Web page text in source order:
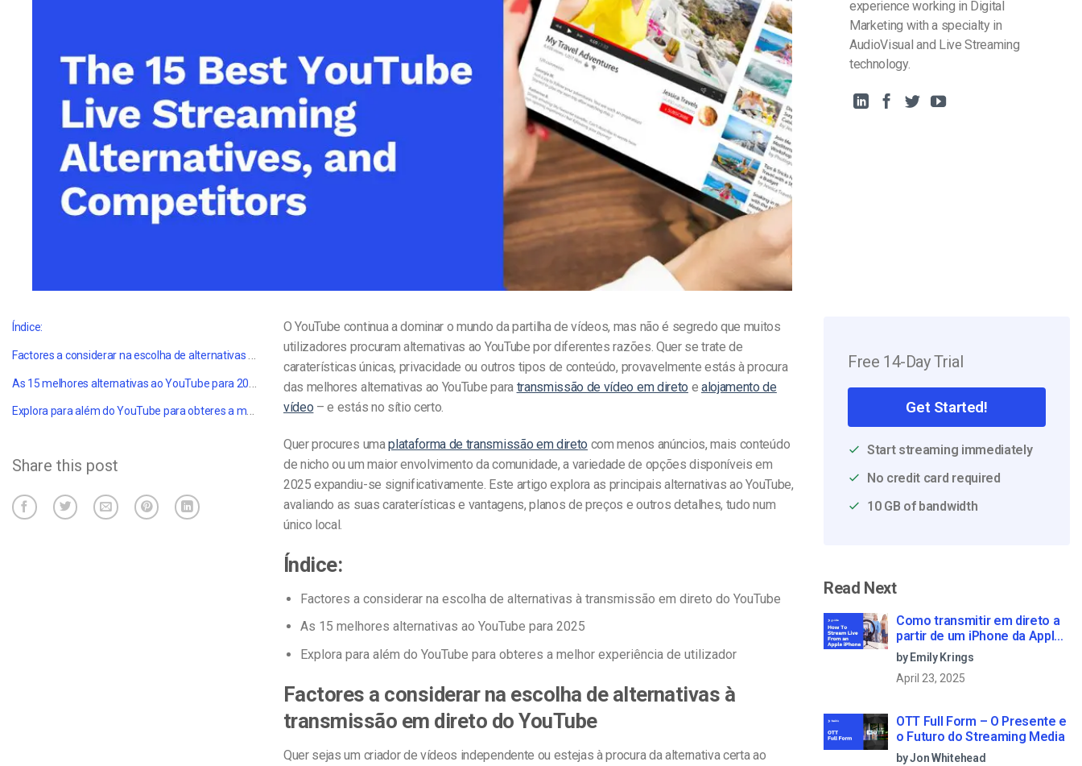
Privacidade e Segurança
Análise de Vídeo
Monetização de Vídeo
Marketing em Vídeo
experience working in Digital
Marketing with a specialty in
AudioVisual and Live Streaming
technology.
Índice:
Factores a considerar na escolha de alternativas à transmissão em direto do YouTube
Explora para além do YouTube para obteres a melhor experiência de utilizador
Share this post
O YouTube continua a dominar o mundo da partilha de vídeos, mas não é segredo que muitos
utilizadores procuram alternativas ao YouTube por diferentes razões. Quer se trate de
caraterísticas únicas, privacidade ou outros tipos de conteúdo, provavelmente estás à procura
das melhores alternativas ao YouTube para transmissão de vídeo em direto ealojamento de
vídeo – e estás no sítio certo.
Quer procures umaplataforma de transmissão em direto com menos anúncios, mais conteúdo
de nicho ou um maior envolvimento da comunidade, a variedade de opções disponíveis em
2025 expandiu-se significativamente. Este artigo explora as principais alternativas ao YouTube,
avaliando as suas caraterísticas e vantagens, planos de preços e outros detalhes, tudo num
único local.
Índice:
Factores a considerar na escolha de alternativas à transmissão em direto do YouTube
As 15 melhores alternativas ao YouTube para 2025
Explora para além do YouTube para obteres a melhor experiência de utilizador
Factores a considerar na escolha de alternativas à
transmissão em direto do YouTube
Quer sejas um criador de vídeos independente ou estejas à procura da alternativa certa ao
Free 14-Day Trial
Get Started!
Start streaming immediately
No credit card required
10 GB of bandwidth
Read Next
Como transmitir em direto a
partir de um iPhone da Apple
em 6 passos simples
by Emily Krings
April 23, 2025
OTT Full Form – O Presente e
o Futuro do Streaming Media
by Jon Whitehead